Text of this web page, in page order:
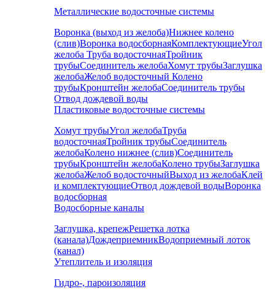
Металлические водосточные системы
Воронка (выход из желоба)Нижнее колено
(слив)Воронка водосборнаяКомплектующиеУгол
желоба Труба водосточнаяТройник
трубыСоединитель желобаХомут трубыЗаглушка
желобаЖелоб водосточный Колено
трубыКронштейн желобаСоединитель трубы
Отвод дождевой воды
Пластиковые водосточные системы
Хомут трубыУгол желобаТруба
водосточнаяТройник трубыСоединитель
желобаКолено нижнее (слив)Соединитель
трубыКронштейн желобаКолено трубыЗаглушка
желобаЖелоб водосточныйВыход из желобаКлей
и комплектующиеОтвод дождевой водыВоронка
водосборная
Водосборные каналы
Заглушка, крепежРешетка лотка
(канала)ДождеприемникВодоприемный лоток
(канал)
Утеплитель и изоляция
Гидро-, пароизоляция